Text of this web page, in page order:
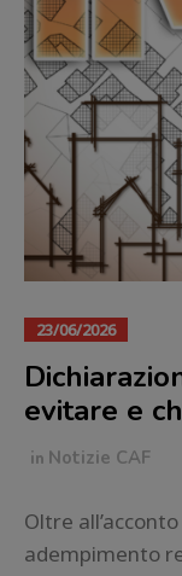
23/06/2026
evitare e
in Notizie CAF
Oltre
adempimento